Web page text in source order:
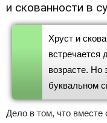
и скованности в
Хруст и
встречается
возрасте. Но
буквальном
Дело в том, что